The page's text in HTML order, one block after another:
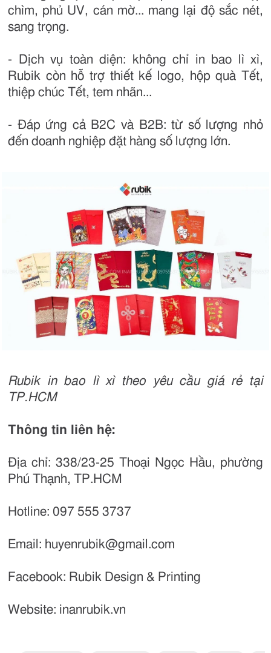
chìm, phủ UV, cán mờ... mang lại độ sắc nét,
sang trọng.
- Dịch vụ toàn diện: không chỉ in bao lì xì,
Rubik còn hỗ trợ thiết kế logo, hộp quà Tết,
thiệp chúc Tết, tem nhãn...
- Đáp ứng cả B2C và B2B: từ số lượng nhỏ
đến doanh nghiệp đặt hàng số lượng lớn.
Rubik in bao lì xì theo yêu cầu giá rẻ tại
TP.HCM
Thông tin liên hệ:
Địa chỉ: 338/23-25 Thoại Ngọc Hầu, phường
Phú Thạnh, TP.HCM
Hotline: 097 555 3737
Email: huyenrubik@gmail.com
Facebook: Rubik Design & Printing
Website: inanrubik.vn